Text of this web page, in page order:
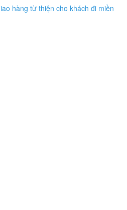
hàng từ thiện cho khách đi miền